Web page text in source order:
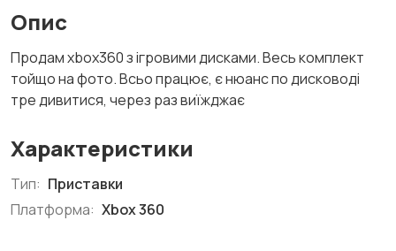
Опис
Продам xbox360 з ігровими дисками. Весь комплект
тойщо на фото. Всьо працює, є нюанс по дисководі
тре дивитися, через раз виїжджає
Характеристики
Тип: Приставки
Платформа: Xbox 360